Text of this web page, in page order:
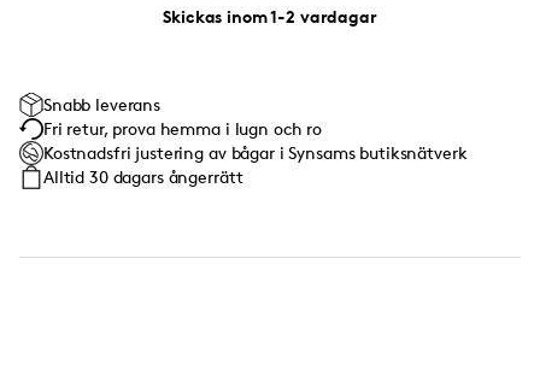
Skickas inom 1-2 vardagar
Snabb leverans
Fri retur, prova hemma i lugn och ro
Kostnadsfri justering av bågar i Synsams butiksnätverk
Alltid 30 dagars ångerrätt